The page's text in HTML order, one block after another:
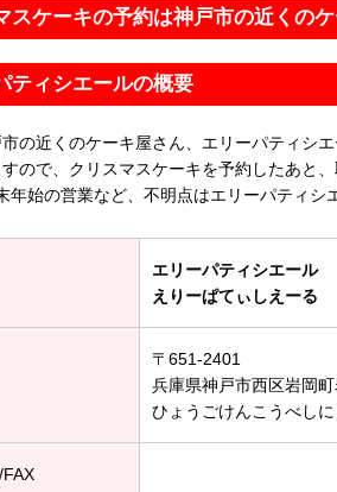
スケーキの予約は神戸市の近くの
ティシエールの概要
の近くのケーキ屋さん、エリーパティシ
ので、クリスマスケーキを予約したあと
年始の営業など、不明点はエリーパティシ
エリーパティシエール
えりーぱてぃしえーる
〒651-2401
兵庫県神戸市西区岩岡町
ひょうごけんこうべし